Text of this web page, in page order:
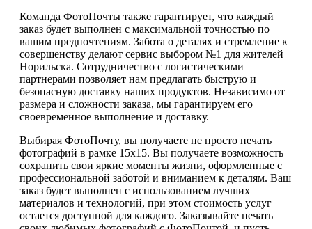
Команда ФотоПочты также гарантирует, что каждый
заказ будет выполнен с максимальной точностью по
вашим предпочтениям. Забота о деталях и стремление к
совершенству делают сервис выбором №1 для жителей
Норильска. Сотрудничество с логистическими
партнерами позволяет нам предлагать быструю и
безопасную доставку наших продуктов. Независимо от
размера и сложности заказа, мы гарантируем его
своевременное выполнение и доставку.
Выбирая ФотоПочту, вы получаете не просто печать
фотографий в рамке 15х15. Вы получаете возможность
сохранить свои яркие моменты жизни, оформленные с
профессиональной заботой и вниманием к деталям. Ваш
заказ будет выполнен с использованием лучших
материалов и технологий, при этом стоимость услуг
остается доступной для каждого. Заказывайте печать